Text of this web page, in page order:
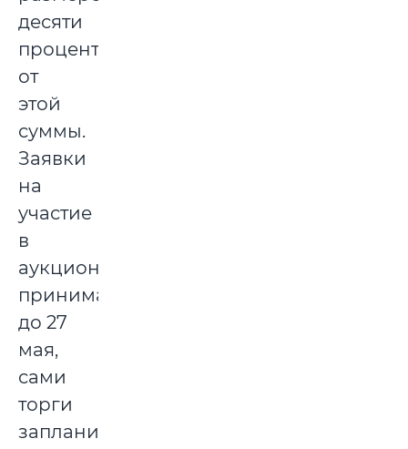
десяти
процентов
от
этой
суммы.
Заявки
на
участие
в
аукционе
принимаются
до 27
мая,
сами
торги
запланированы